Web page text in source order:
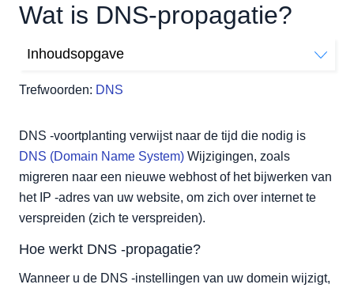
Wat is DNS-propagatie?
Trefwoorden: DNS
Inhoudsopgave
2. Kwame, vernieuwen, cache
3. Globale verspreiding
Hoe lang duurt het DNS -verspreiding?
Hoe de voortplantingstijd te versnellen
1. Lever TTL (time-to-live) waarde
3. Verdrukkingscaches
4. Flush openbare DNS -databases
DNS -voortplanting verwijst naar de tijd die nodig is
DNS (Domain Name System) Wijzigingen, zoals
migreren naar een nieuwe webhost of het bijwerken van
het IP -adres van uw website, om zich over internet te
verspreiden (zich te verspreiden).
Hoe werkt DNS -propagatie?
Wanneer u de DNS -instellingen van uw domein wijzigt,